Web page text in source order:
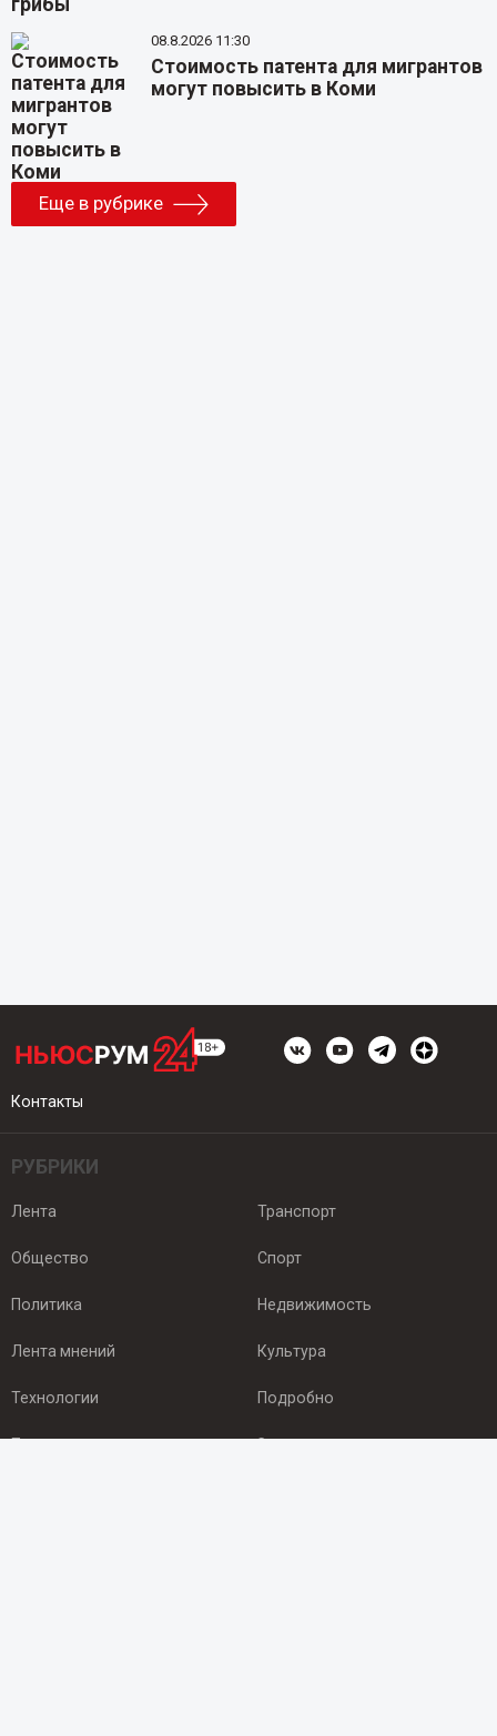
08.8.2026 11:30
Стоимость патента для мигрантов
могут повысить в Коми
Еще в рубрике
Контакты
РУБРИКИ
Лента
Общество
Политика
Лента мнений
Технологии
Происшествия
Транспорт
Спорт
Недвижимость
Культура
Подробно
Здоровье